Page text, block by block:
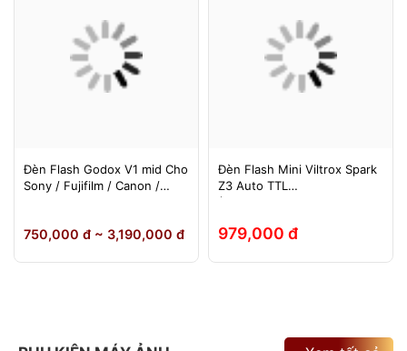
Đèn Flash Godox V1 mid Cho
Sony / Fujifilm / Canon /
750,000 đ ~ 3,190,000 đ
Đèn Flash Mini Viltrox Spark
Z3 Auto TTL
(Fuji/Sony/Canon/Nikon)
979,000 đ